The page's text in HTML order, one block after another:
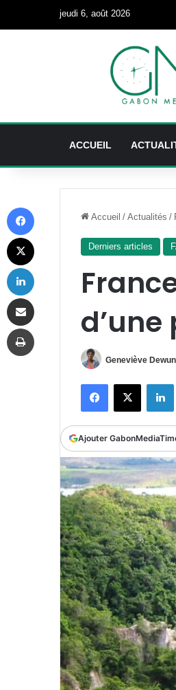
jeudi 6, août 2026
ACCUEIL
Accueil / Actualités /
Derniers articles
Geneviève
FacebookX
Ajouter